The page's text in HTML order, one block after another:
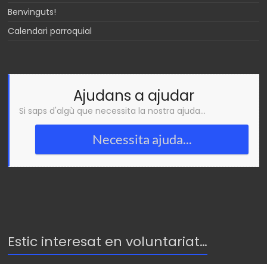
Benvinguts!
Calendari parroquial
Ajudans a ajudar
Si saps d'algù que necessita la nostra ajuda...
Necessita ajuda...
Estic interesat en voluntariat…